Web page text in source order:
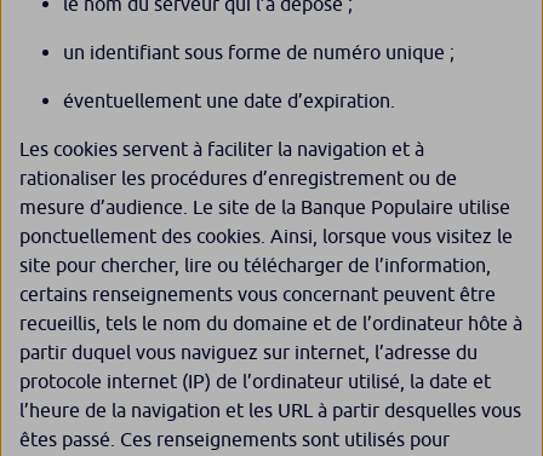
un identifiant sous forme de numéro unique ;
éventuellement une date d’expiration.
Les cookies servent à faciliter la navigation et à
rationaliser les procédures d’enregistrement ou de
mesure d’audience. Le site de la Banque Populaire utilise
ponctuellement des cookies. Ainsi, lorsque vous visitez le
site pour chercher, lire ou télécharger de l’information,
certains renseignements vous concernant peuvent être
recueillis, tels le nom du domaine et de l’ordinateur hôte à
partir duquel vous naviguez sur internet, l’adresse du
protocole internet (IP) de l’ordinateur utilisé, la date et
l’heure de la navigation et les URL à partir desquelles vous
êtes passé. Ces renseignements sont utilisés pour